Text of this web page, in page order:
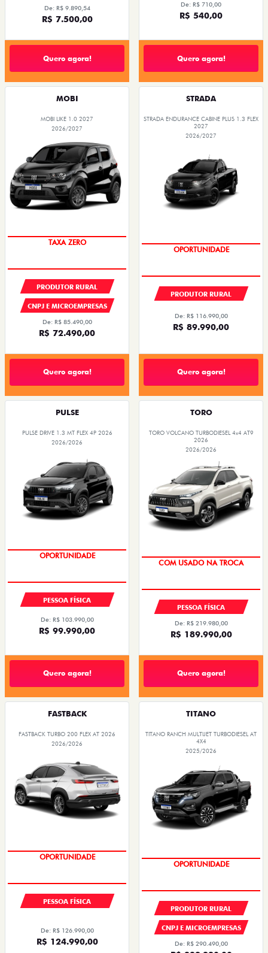
De: R$ 9.890,54
R$ 7.500,00
Quero agora!
De: R$ 710,00
R$ 540,00
Quero agora!
MOBI
MOBI LIKE 1.0 2027
2026/2027
TAXA ZERO
PRODUTOR RURAL
CNPJ E MICROEMPRESAS
De: R$ 85.490,00
R$ 72.490,00
Quero agora!
STRADA
STRADA ENDURANCE CABINE PLUS 1.3 FLEX
2027
2026/2027
OPORTUNIDADE
PRODUTOR RURAL
De: R$ 116.990,00
R$ 89.990,00
Quero agora!
PULSE
PULSE DRIVE 1.3 MT FLEX 4P 2026
2026/2026
OPORTUNIDADE
PESSOA FÍSICA
De: R$ 103.990,00
R$ 99.990,00
Quero agora!
TORO
TORO VOLCANO TURBODIESEL 4x4 AT9
2026
2026/2026
COM USADO NA TROCA
PESSOA FÍSICA
De: R$ 219.980,00
R$ 189.990,00
Quero agora!
FASTBACK
FASTBACK TURBO 200 FLEX AT 2026
2026/2026
OPORTUNIDADE
PESSOA FÍSICA
De: R$ 126.990,00
R$ 124.990,00
TITANO
TITANO RANCH MULTIJET TURBODIESEL AT
4X4
2025/2026
OPORTUNIDADE
PRODUTOR RURAL
CNPJ E MICROEMPRESAS
De: R$ 290.490,00